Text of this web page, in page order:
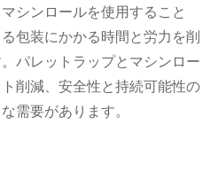
シンロールを使用すること
包装にかかる時間と労力を削
パレットラップとマシンロー
削減、安全性と持続可能性の
需要があります。